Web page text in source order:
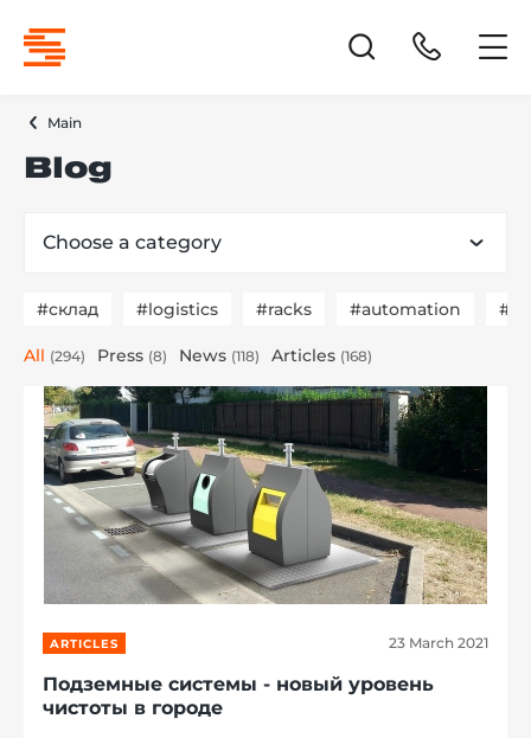
Main
Blog
Choose a category
#склад #logistics #racks #automation
All (294) Press (8) News (118) Articles (168)
ARTICLES 23 March 2021
Подземные системы - новый уровень
чистоты в городе
7th floor